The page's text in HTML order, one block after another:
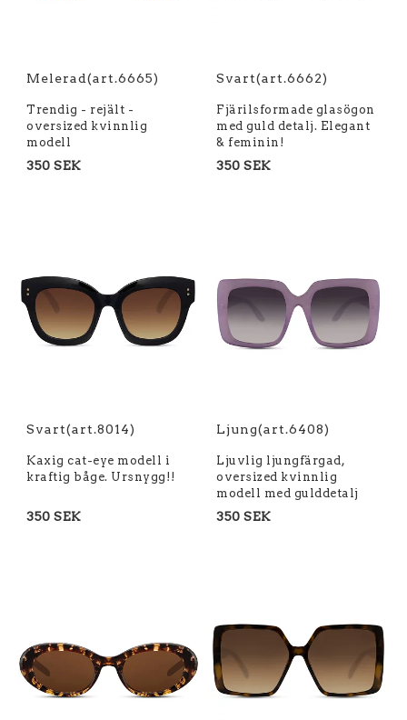
Melerad(art.6665)
Trendig - rejält -
oversized kvinnlig
modell
350 SEK
Svart(art.6662)
Fjärilsformade glasögon
med guld detalj. Elegant
& feminin!
350 SEK
Svart(art.8014)
Kaxig cat-eye modell i
kraftig båge. Ursnygg!!
350 SEK
Ljung(art.6408)
Ljuvlig ljungfärgad,
oversized kvinnlig
modell med gulddetalj
350 SEK